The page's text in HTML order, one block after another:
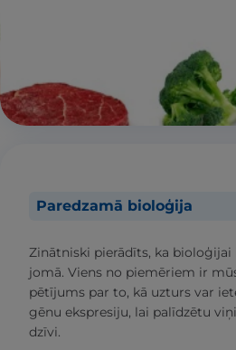
Paredzamā bioloģija
Zinātniski pierādīts, ka bioloģijai
jomā. Viens no piemēriem ir
pētījums par to, kā uzturs var
gēnu ekspresiju, lai palīdzētu
dzīvi.